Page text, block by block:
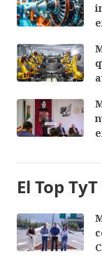
El Top